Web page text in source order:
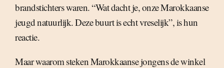
brandstichters waren. “Wat dacht je, onze Marokkaanse
jeugd natuurlijk. Deze buurt is echt vreselijk”, is hun
reactie.
Maar waarom steken Marokkaanse jongens de winkel